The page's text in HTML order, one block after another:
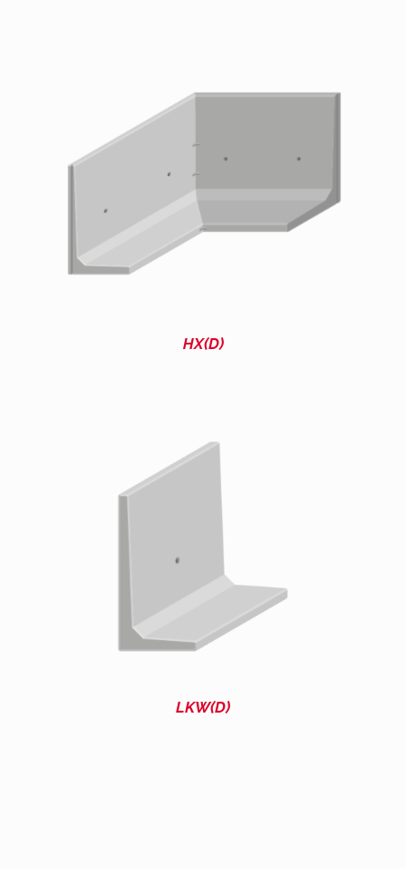
HX(D)
LKW(D)